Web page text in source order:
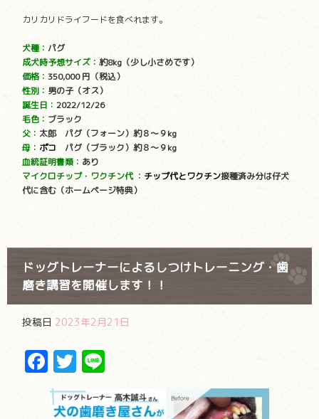
カリカリドライフードを食べれます。
犬種： パグ
成犬時予想サイズ：約8kg（少し小さめです）
価格：350,000 円 （税込）
性別： 男の子（オス）
誕生日：2022/12/26
毛色： ブラック
父： 太郎 パグ（フォーン）約８〜９kg
母： ポコ
パグ（ブラック）約８〜９kg
血統証明書類： あり
マイクロチップ・ワクチン代 ： チップ代とワクチン接種済み分は仔犬
代に含む（ホームページ特典）
ドッグトレーナーによるしつけトレーニング・歯
磨き講習を開催します！！
投稿日 2023年2月21日
Facebook
Twitter